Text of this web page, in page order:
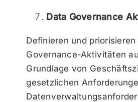
Data Governance
Definieren und
Governance-Aktivitäten
Grundlage von
gesetzlichen